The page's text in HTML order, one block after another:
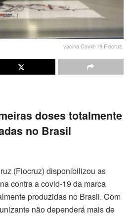
vacina Covid-19 Fiocruz.
doses totalmente
no Brasil
(Fiocruz) disponibilizou as
contra a covid-19 da marca
produzidas no Brasil. Com
não dependerá mais de